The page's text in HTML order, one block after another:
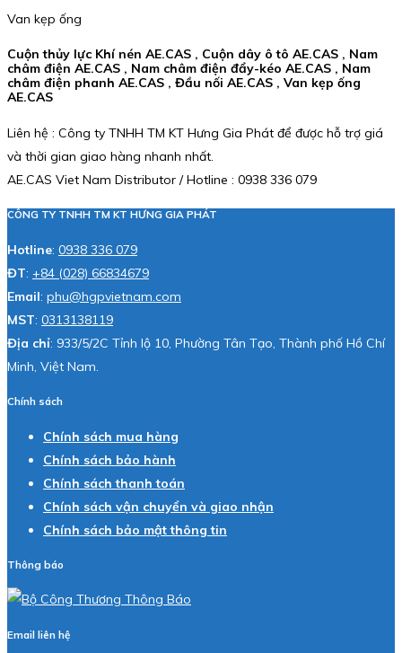
Van kẹp ống
Cuộn thủy lực Khí nén AE.CAS , Cuộn dây ô tô AE.CAS , Nam
châm điện AE.CAS , Nam châm điện đẩy-kéo AE.CAS , Nam
châm điện phanh AE.CAS , Đầu nối AE.CAS , Van kẹp ống
AE.CAS
Liên hệ : Công ty TNHH TM KT Hưng Gia Phát để được hỗ trợ giá
và thời gian giao hàng nhanh nhất.
AE.CAS Viet Nam Distributor / Hotline : 0938 336 079
CÔNG TY TNHH TM KT HƯNG GIA PHÁT
Hotline: 0938 336 079
ĐT: +84 (028) 66834679
Email: phu@hgpvietnam.com
MST: 0313138119
Địa chỉ: 933/5/2C Tỉnh lộ 10, Phường Tân Tạo, Thành phố Hồ Chí
Minh, Việt Nam.
Chính sách
Chính sách mua hàng
Chính sách bảo hành
Chính sách thanh toán
Chính sách vận chuyển và giao nhận
Chính sách bảo mật thông tin
Thông báo
Email liên hệ